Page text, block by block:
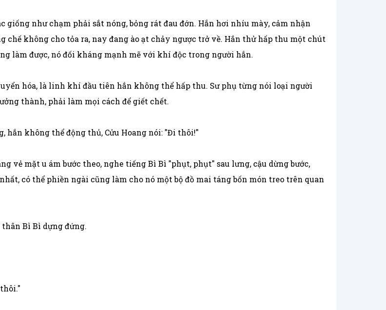
giống như chạm phải sắt nóng, bỏng rát đau đớn. Hắn hơi nhíu mày, cảm nhận
không cho tỏa ra, nay đang ào ạt chảy ngược trở về. Hắn thử hấp thu một chút
làm được, nó đối kháng mạnh mẽ với khí độc trong người hắn.
hóa, là linh khí đầu tiên hắn không thể hấp thu. Sư phụ từng nói loại người
thành, phải làm mọi cách để giết chết.
hắn không thể động thủ, Cửu Hoang nói: "Đi thôi!"
vẻ mặt u ám bước theo, nghe tiếng Bì Bì "phụt, phụt" sau lưng, cậu dừng bước,
có thể phiền ngài cũng làm cho nó một bộ đồ mai táng bốn món treo trên quan
Bì Bì dựng đứng.